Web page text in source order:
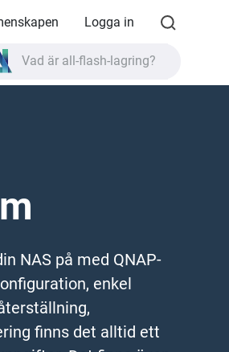
Logga in
Vad är all-flash-lagring?
NAS på med QNAP-
enkel
finns det alltid ett